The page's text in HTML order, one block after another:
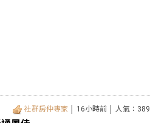
社群房仲專家 │ 16小時前 │ 人氣：389